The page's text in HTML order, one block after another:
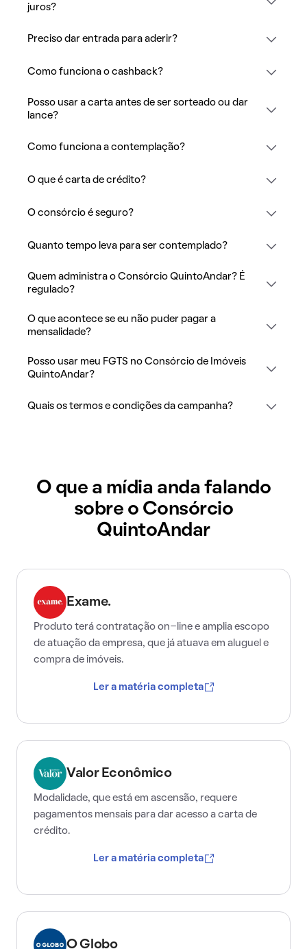
juros?
Preciso dar entrada para aderir?
Como funciona o cashback?
Posso usar a carta antes de ser sorteado ou dar
lance?
Como funciona a contemplação?
O que é carta de crédito?
O consórcio é seguro?
Quanto tempo leva para ser contemplado?
Quem administra o Consórcio QuintoAndar? É
regulado?
O que acontece se eu não puder pagar a
mensalidade?
Posso usar meu FGTS no Consórcio de Imóveis
QuintoAndar?
Quais os termos e condições da campanha?
O que a mídia anda falando
sobre o Consórcio
QuintoAndar
Exame.
Produto terá contratação on-line e amplia escopo
de atuação da empresa, que já atuava em aluguel e
compra de imóveis.
Ler a matéria completa
Valor Econômico
Modalidade, que está em ascensão, requere
pagamentos mensais para dar acesso a carta de
crédito.
Ler a matéria completa
O Globo